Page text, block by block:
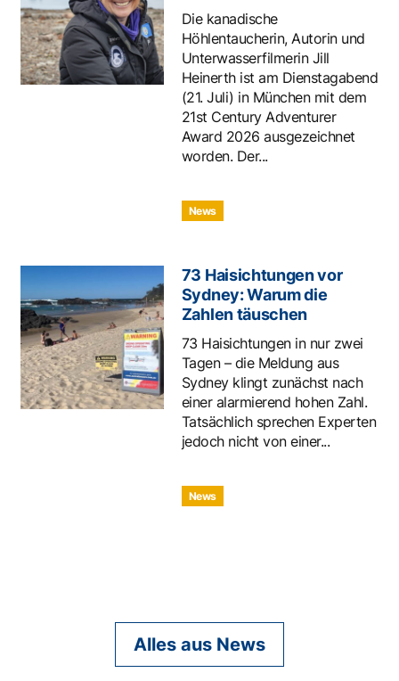
Die kanadische
Höhlentaucherin, Autorin und
Unterwasserfilmerin Jill
Heinerth ist am Dienstagabend
(21. Juli) in München mit dem
21st Century Adventurer
Award 2026 ausgezeichnet
worden. Der...
News
73 Haisichtungen vor
Sydney: Warum die
Zahlen täuschen
73 Haisichtungen in nur zwei
Tagen – die Meldung aus
Sydney klingt zunächst nach
einer alarmierend hohen Zahl.
Tatsächlich sprechen Experten
jedoch nicht von einer...
News
Alles aus News